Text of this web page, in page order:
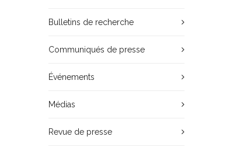
Bulletins de recherche
Communiqués de presse
Événements
Médias
Revue de presse